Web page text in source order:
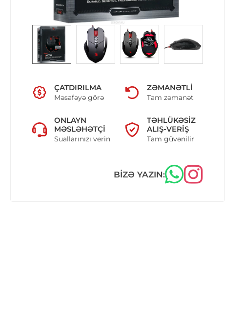
ÇATDIRILMA
Məsafəyə görə
ZƏMANƏTLI
Tam zəmanət
ONLAYN
MƏSLƏHƏTÇI
Suallarınızı verin
TƏHLÜKƏSIZ
ALIŞ-VERIŞ
Tam güvənilir
BIZƏ YAZIN: